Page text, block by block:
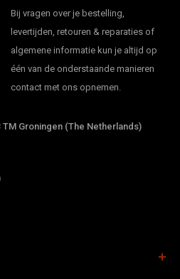
Bij vragen over je bestelling,
levertijden, retouren & reparaties of
algemene informatie kun je altijd op
één van de onderstaande manieren
contact met ons opnemen.
Groningen (The Netherlands)